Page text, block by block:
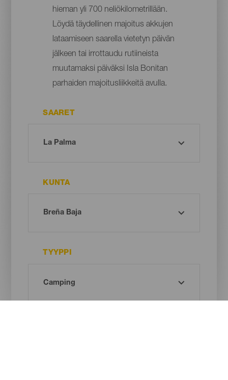
hieman yli 700 neliökilometrillään.
Löydä täydellinen majoitus akkujen
lataamiseen saarella vietetyn päivän
jälkeen tai irrottaudu rutiineista
muutamaksi päiväksi Isla Bonitan
parhaiden majoitusliikkeitä avulla.
SAARET
KUNTA
TYYPPI